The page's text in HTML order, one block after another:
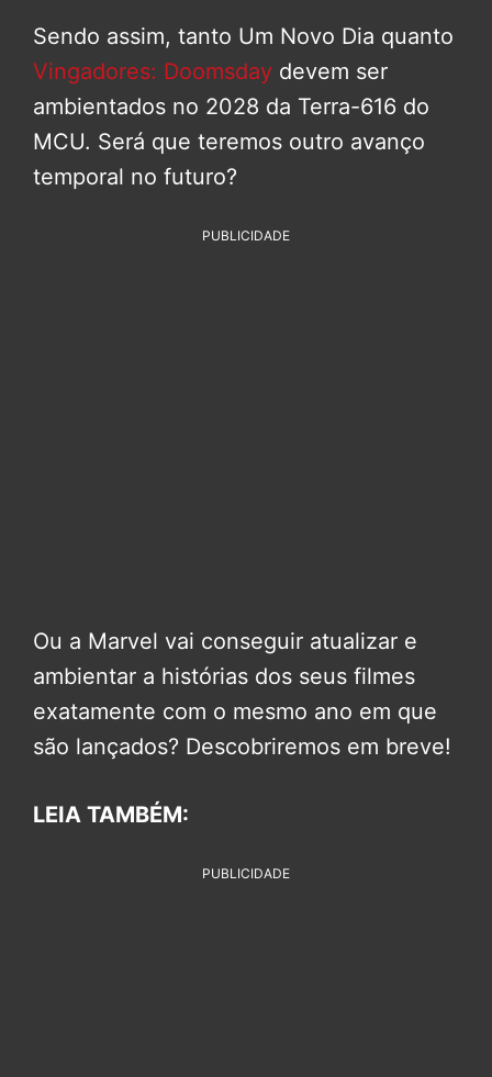
Sendo assim, tanto Um Novo Dia quanto
Vingadores: Doomsday devem ser
ambientados no 2028 da Terra-616 do
MCU. Será que teremos outro avanço
temporal no futuro?
PUBLICIDADE
Ou a Marvel vai conseguir atualizar e
ambientar a histórias dos seus filmes
exatamente com o mesmo ano em que
são lançados? Descobriremos em breve!
LEIA TAMBÉM:
PUBLICIDADE